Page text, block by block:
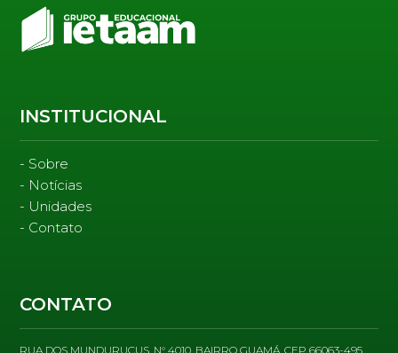
INSTITUCIONAL
Sobre
Notícias
Unidades
Contato
CONTATO
RUA DOS MUNDURUCUS, N° 4010, BAIRRO GUAMÁ, CEP 66063-495